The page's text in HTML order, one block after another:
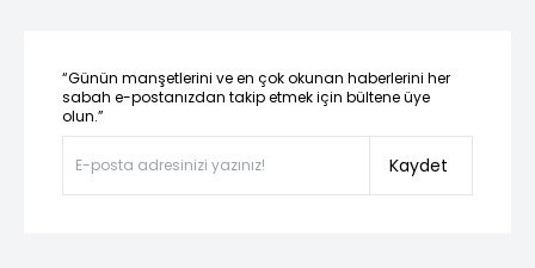
“Günün manşetlerini ve en çok okunan haberlerini her
sabah e-postanızdan takip etmek için bültene üye
olun.”
Kaydet